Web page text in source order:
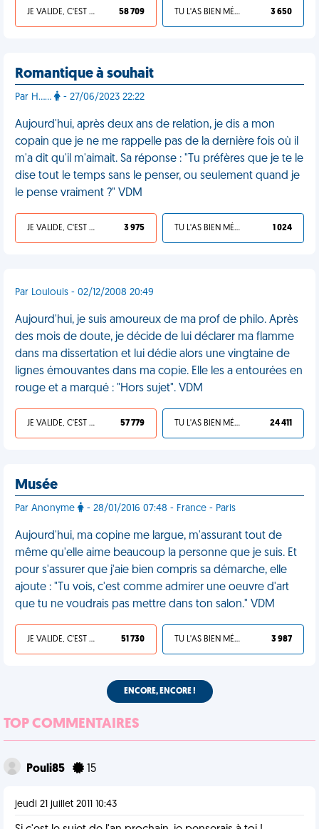
JE VALIDE, C'EST UNE VDM 58 709 TU L'AS BIEN MÉRITÉ 3 650
Romantique à souhait
Par H…… - 27/06/2023 22:22
Aujourd'hui, après deux ans de relation, je dis a mon
copain que je ne me rappelle pas de la dernière fois où il
m'a dit qu'il m'aimait. Sa réponse : "Tu préfères que je te le
dise tout le temps sans le penser, ou seulement quand je
le pense vraiment ?" VDM
JE VALIDE, C'EST UNE VDM 3 975 TU L'AS BIEN MÉRITÉ 1 024
Par Loulouis - 02/12/2008 20:49
Aujourd'hui, je suis amoureux de ma prof de philo. Après
des mois de doute, je décide de lui déclarer ma flamme
dans ma dissertation et lui dédie alors une vingtaine de
lignes émouvantes dans ma copie. Elle les a entourées en
rouge et a marqué : "Hors sujet". VDM
JE VALIDE, C'EST UNE VDM 57 779 TU L'AS BIEN MÉRITÉ 24 411
Musée
Par Anonyme - 28/01/2016 07:48 - France - Paris
Aujourd'hui, ma copine me largue, m'assurant tout de
même qu'elle aime beaucoup la personne que je suis. Et
pour s'assurer que j'aie bien compris sa démarche, elle
ajoute : "Tu vois, c'est comme admirer une oeuvre d'art
que tu ne voudrais pas mettre dans ton salon." VDM
JE VALIDE, C'EST UNE VDM 51 730 TU L'AS BIEN MÉRITÉ 3 987
ENCORE, ENCORE !
TOP COMMENTAIRES
Pouli85 15
jeudi 21 juillet 2011 10:43